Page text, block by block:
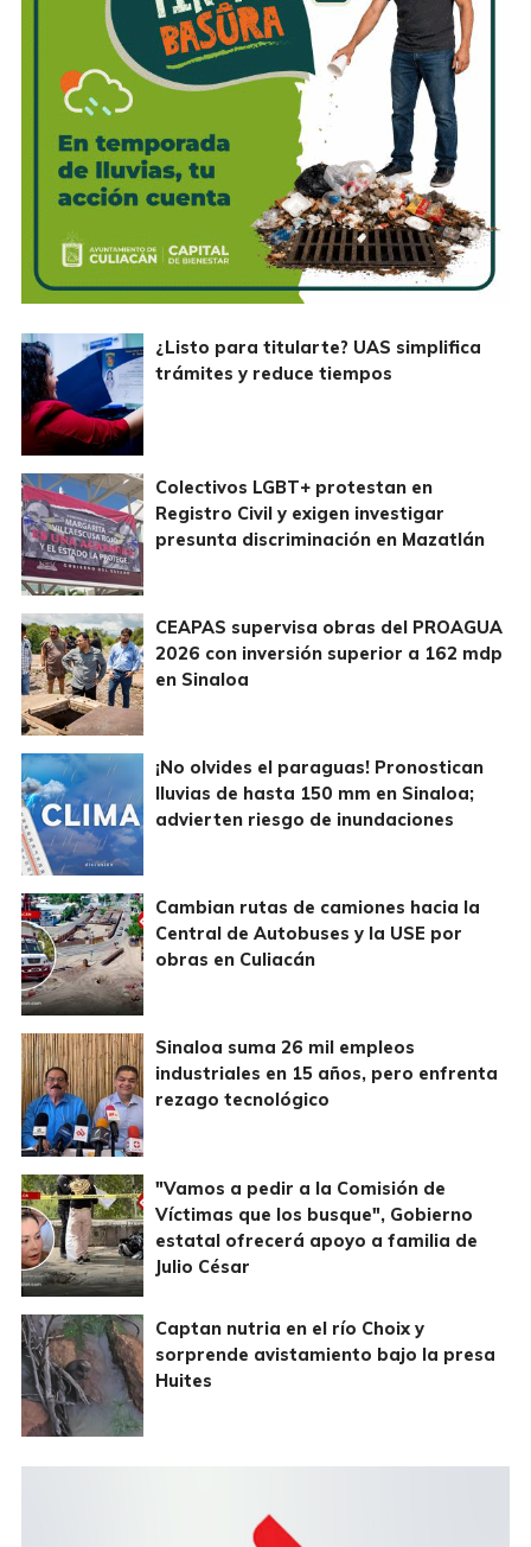
¿Listo para titularte? UAS simplifica
trámites y reduce tiempos
Colectivos LGBT+ protestan en
Registro Civil y exigen investigar
presunta discriminación en Mazatlán
CEAPAS supervisa obras del PROAGUA
2026 con inversión superior a 162 mdp
en Sinaloa
¡No olvides el paraguas! Pronostican
lluvias de hasta 150 mm en Sinaloa;
advierten riesgo de inundaciones
Cambian rutas de camiones hacia la
Central de Autobuses y la USE por
obras en Culiacán
Sinaloa suma 26 mil empleos
industriales en 15 años, pero enfrenta
rezago tecnológico
"Vamos a pedir a la Comisión de
Víctimas que los busque", Gobierno
estatal ofrecerá apoyo a familia de
Julio César
Captan nutria en el río Choix y
sorprende avistamiento bajo la presa
Huites